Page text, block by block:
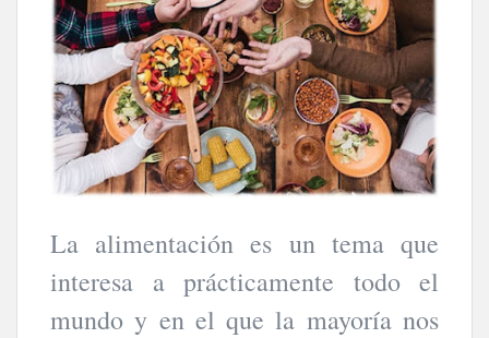
La alimentación es un tema que
interesa a prácticamente todo el
mundo y en el que la mayoría nos